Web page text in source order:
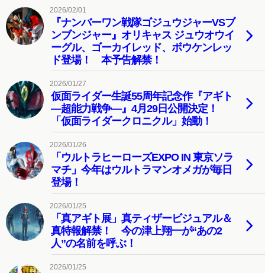
2026/02/01
『ナンバーワン戦隊ゴジュウジャーVSブ
ンブンジャー』オリキャス ジュウオウイ
ーグル、ゴーカイレッド、ボウケンレッ
ド登場！ 本予告解禁！
2026/01/27
仮面ライダー生誕55周年記念作『アギト
―超能力戦争―』4月29日公開決定！
「仮面ライダークロニクル」始動！
2026/01/26
「ウルトラヒーローズEXPO IN 東京ソラ
マチ」今年はウルトラマンオメガが毎日
登場！
2026/01/25
「真アギト展」真ティザービジュアル＆
真特報解禁！ 今の津上翔一が“あの2
人”の名前を呼ぶ！
2026/01/25